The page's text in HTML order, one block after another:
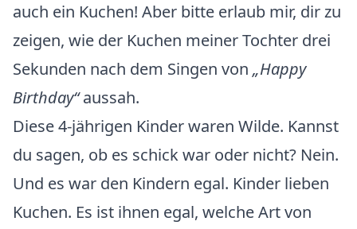
auch ein Kuchen! Aber bitte erlaub mir, dir zu
zeigen, wie der Kuchen meiner Tochter drei
Sekunden nach dem Singen von „Happy
Birthday“aussah.
Diese 4-jährigen Kinder waren Wilde. Kannst
du sagen, ob es schick war oder nicht? Nein.
Und es war den Kindern egal. Kinder lieben
Kuchen. Es ist ihnen egal, welche Art von